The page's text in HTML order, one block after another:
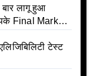
लागू हुआ
Final Marks
टेस्ट